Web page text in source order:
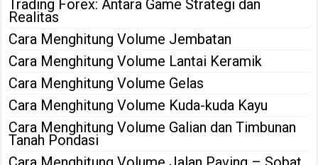
Trading Forex: Antara Game Strategi dan
Realitas
Cara Menghitung Volume Jembatan
Cara Menghitung Volume Lantai Keramik
Cara Menghitung Volume Gelas
Cara Menghitung Volume Kuda-kuda Kayu
Cara Menghitung Volume Galian dan Timbunan
Tanah Pondasi